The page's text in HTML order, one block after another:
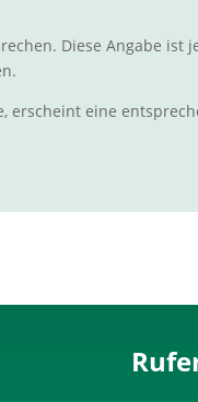
Diese Angabe
erscheint eine